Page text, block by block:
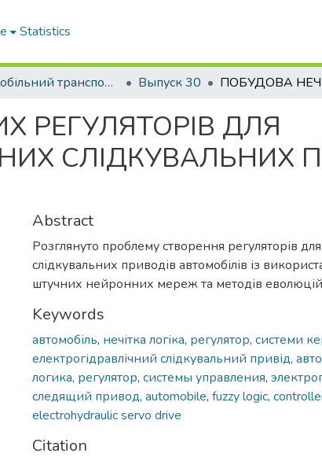
Statistics
Автомобільний транспорт / Автомобильный транспорт Выпуск 30
РЕГУЛЯТОРІВ ДЛЯ
СЛІДКУВАЛЬНИХ
Abstract
Розглянуто проблему створення регуляторів
слідкувальних приводів автомобілів із
штучних нейронних мереж та методів
Keywords
автомобіль, нечітка логіка, регулятор, системи
електрогідравлічний слідкувальний привід,
логика, регулятор, системы управления,
следящий привод, automobile, fuzzy logic,
electrohydraulic servo drive
Citation